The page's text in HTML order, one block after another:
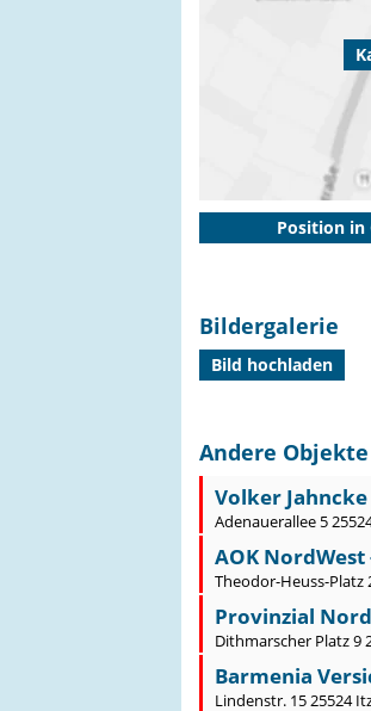
Position in
Bildergalerie
Bild hochladen
Andere
Volker
Adenauerallee 5
AOK
Theodor-Heuss-Platz
Provinzial Nord
Dithmarscher Platz 9
Barmenia
Lindenstr. 15 25524